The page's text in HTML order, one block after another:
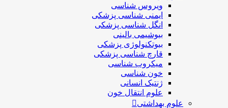
ویروس شناسی
ایمنی شناسی پزشكی
انگل شناسی پزشکی
بیوشیمی بالینی
بیوتکنولوژی پزشکی
قارچ شناسی پزشکی
ميكروب شناسی
خون شناسی
ژنتیک انسانی
علوم انتقال خون
علوم بهداشتی